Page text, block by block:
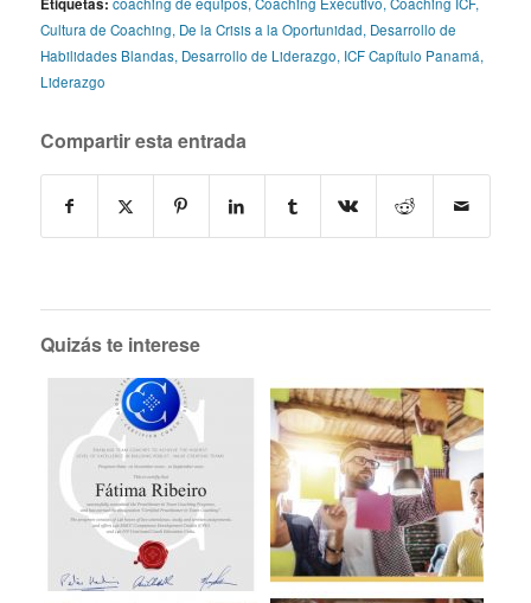
Etiquetas:
Cultura de Coaching, De la Crisis a la Oportunidad, Desarrollo de
Habilidades Blandas, Desarrollo de Liderazgo, ICF Capítulo Panamá,
Liderazgo
Compartir esta entrada
Quizás te interese